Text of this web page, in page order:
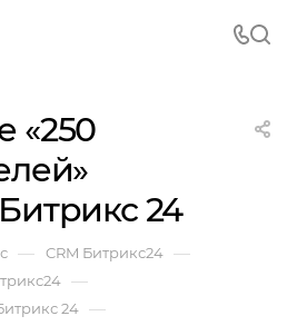
«250
24
— CRM Битрикс24 —
—
24 —